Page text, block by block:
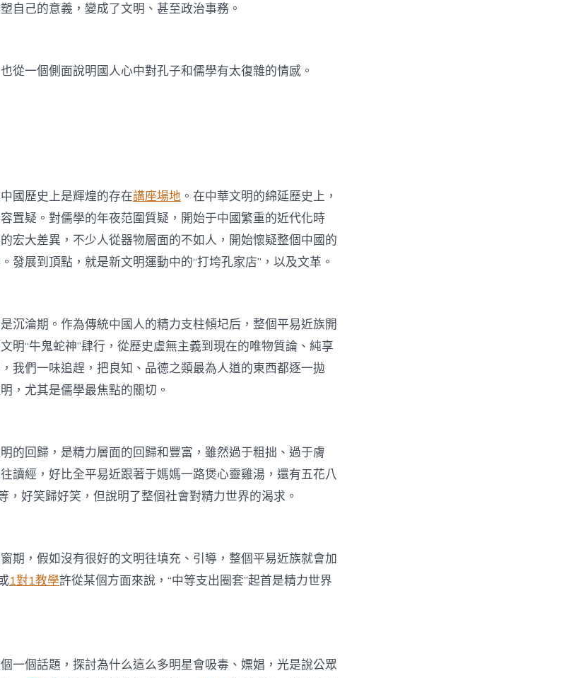
自己的意義，變成了文明、甚至政治事務。
從一個側面說明國人心中對孔子和儒學有太復雜的情感。
國歷史上是輝煌的存在講座場地 。在中華文明的綿延歷史上，
置疑。對儒學的年夜范圍質疑，開始于中國繁重的近代化時
宏大差異，不少人從器物層面的不如人，開始懷疑整個中國的
發展到頂點，就是新文明運動中的“打垮孔家店”，以及文革。
沉淪期。作為傳統中國人的精力支柱傾圮后，整個平易近族開
明“牛鬼蛇神”肆行，從歷史虛無主義到現在的唯物質論、純享
我們一味追趕，把良知、品德之類最為人道的東西都逐一拋
，尤其是儒學最焦點的關切。
的回歸，是精力層面的回歸和豐富，雖然過于粗拙、過于膚
讀經，好比全平易近跟著于媽媽一路煲心靈雞湯，還有五花八
，好笑歸好笑，但說明了整個社會對精力世界的渴求。
期，假如沒有很好的文明往填充、引導，整個平易近族就會加
1對1教學許從某個方面來說，“中等支出圈套”起首是精力世界
一個話題，探討為什么這么多明星會吸毒、嫖娼，光是說公眾